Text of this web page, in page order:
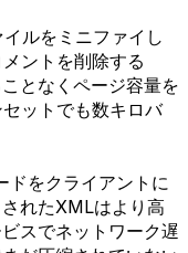
ルをミニファイし
ントを削除する
となくページ容量を
ットでも数キロバ
ドをクライアントに
れたXMLはより高
スでネットワーク遅